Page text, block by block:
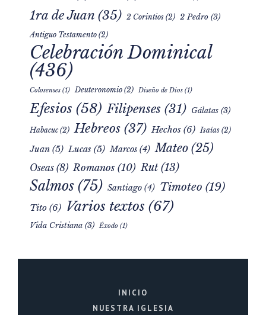
1ra de Juan (35) 2 Corintios (2) 2 Pedro (3)
Antiguo Testamento (2)
Celebración Dominical
(436)
Colosenses (1) Deuteronomio (2) Diseño de Dios (1)
Efesios (58) Filipenses (31) Gálatas (3)
Habacuc (2) Hebreos (37) Hechos (6) Isaías (2)
Juan (5) Lucas (5) Marcos (4) Mateo (25)
Oseas (8) Romanos (10) Rut(13)
Salmos (75) Santiago (4) Timoteo (19)
Tito (6) Varios textos (67)
Vida Cristiana (3) Éxodo (1)
INICIO
NUESTRA IGLESIA